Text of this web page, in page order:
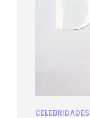
CELEBRIDADES